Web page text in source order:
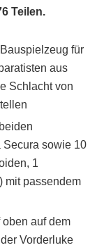
Teilen.
für
aus
Schlacht von
Secura sowie 10
1
mit passendem
auf dem
Vorderluke